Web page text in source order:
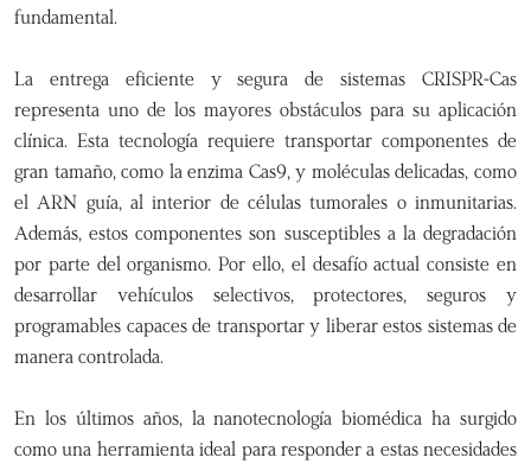
fundamental.
La entrega eficiente y segura de sistemas CRISPR-Cas
representa uno de los mayores obstáculos para su aplicación
clínica. Esta tecnología requiere transportar componentes de
gran tamaño, como la enzima Cas9, y moléculas delicadas, como
el ARN guía, al interior de células tumorales o inmunitarias.
Además, estos componentes son susceptibles a la degradación
por parte del organismo. Por ello, el desafío actual consiste en
desarrollar vehículos selectivos, protectores, seguros y
programables capaces de transportar y liberar estos sistemas de
manera controlada.
En los últimos años, la nanotecnología biomédica ha surgido
como una herramienta ideal para responder a estas necesidades